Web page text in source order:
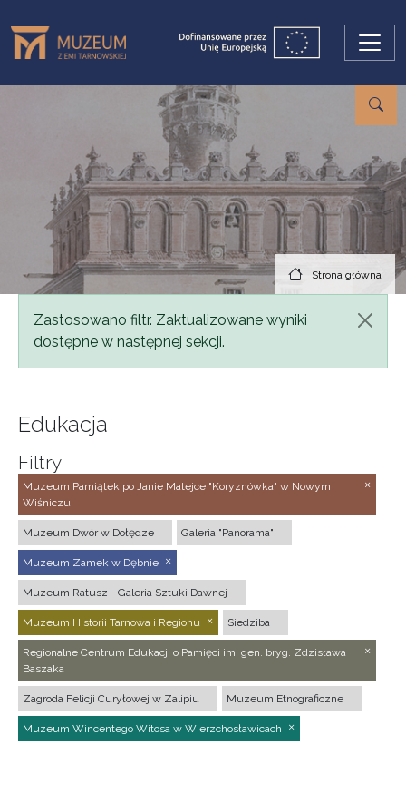
Strona główna
Komunikat
Zastosowano filtr. Zaktualizowane wyniki
dostępne w następnej sekcji.
Edukacja
Filtry
Muzeum Pamiątek po Janie Matejce "Koryznówka" w Nowym
Wiśniczu
Muzeum Dwór w Dołędze Galeria "Panorama"
Muzeum Zamek w Dębnie
Muzeum Ratusz - Galeria Sztuki Dawnej
Muzeum Historii Tarnowa i Regionu Siedziba
Regionalne Centrum Edukacji o Pamięci im. gen. bryg. Zdzisława
Baszaka
Zagroda Felicji Curyłowej w Zalipiu Muzeum Etnograficzne
Muzeum Wincentego Witosa w Wierzchosławicach